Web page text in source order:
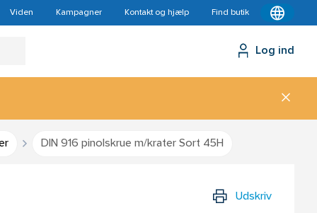
Viden Kampagner Kontakt og hjælp Find butik
Log ind
DIN 916 pinolskrue m/krater Sort 45H
Udskriv